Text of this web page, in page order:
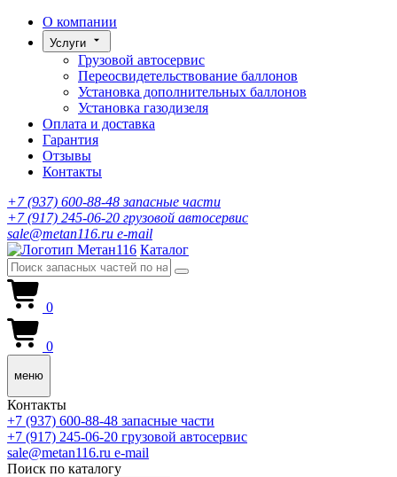
О компании
Услуги
Грузовой автосервис
Переосвидетельствование баллонов
Установка дополнительных баллонов
Установка газодизеля
Оплата и доставка
Гарантия
Отзывы
Контакты
+7 (937) 600-88-48запасные части
+7 (917) 245-06-20 грузовой автосервис
sale@metan116.ru e-mail
Каталог
0
0
меню
Контакты
+7 (937) 600-88-48 запасные части
+7 (917) 245-06-20 грузовой автосервис
sale@metan116.ru e-mail
Поиск по каталогу